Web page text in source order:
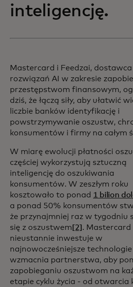
inteligencję.
Mastercard i Feedzai, dostawca
rozwiązań AI w zakresie
przestępstwom finansowym,
dziś, że łączą siły, aby ułatwić
liczbie banków identyfikację i
powstrzymywanie oszustw,
konsumentów i firmy na całym
W miarę ewolucji płatności
częściej wykorzystują sztuczną
inteligencję do oszukiwania
konsumentów. W zeszłym roku
kosztowało to ponad 1 bilion
a ponad 50% konsumentów
że przynajmniej raz w tygodniu
się z oszustwem [2] . Mastercard
nieustannie inwestuje w
najnowocześniejsze technologie
wzmacnia partnerstwa, aby
zapobieganiu oszustwom na
etapie cyklu życia - od otwarcia